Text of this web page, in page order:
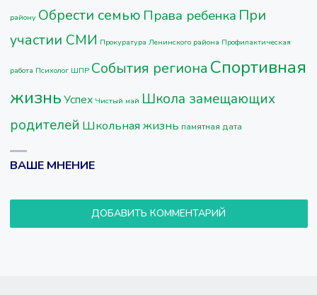
району Обрести семью Права ребенка При
участии СМИ Прокуратура Ленинского района Профилактическая
работа Психолог ШПР События региона Спортивная
жизньУспех Чистый май Школа замещающих
родителей Школьная жизнь памятная дата
ВАШЕ МНЕНИЕ
ДОБАВИТЬ КОММЕНТАРИЙ